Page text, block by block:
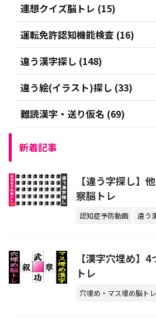
連想クイズ脳トレ (15)
運転免許認知機能検査 (16)
違う漢字探し (148)
違う絵(イラスト)探し (33)
難読漢字・送り仮名 (69)
新着記事
【違う字探し】
察脳トレ
認知症予防動画 違う
【漢字穴埋め】
トレ
穴埋め・マス埋め脳トレ